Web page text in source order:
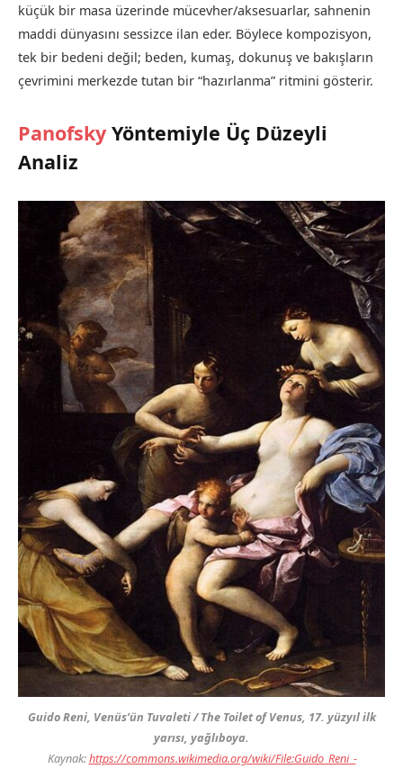
küçük bir masa üzerinde mücevher/aksesuarlar, sahnenin
maddi dünyasını sessizce ilan eder. Böylece kompozisyon,
tek bir bedeni değil; beden, kumaş, dokunuş ve bakışların
çevrimini merkezde tutan bir “hazırlanma” ritmini gösterir.
Panofsky Yöntemiyle Üç Düzeyli
Analiz
Guido Reni, Venüs’ün Tuvaleti / The Toilet of Venus, 17. yüzyıl ilk
yarısı, yağlıboya.
Kaynak:https://commons.wikimedia.org/wiki/File:Guido_Reni_-